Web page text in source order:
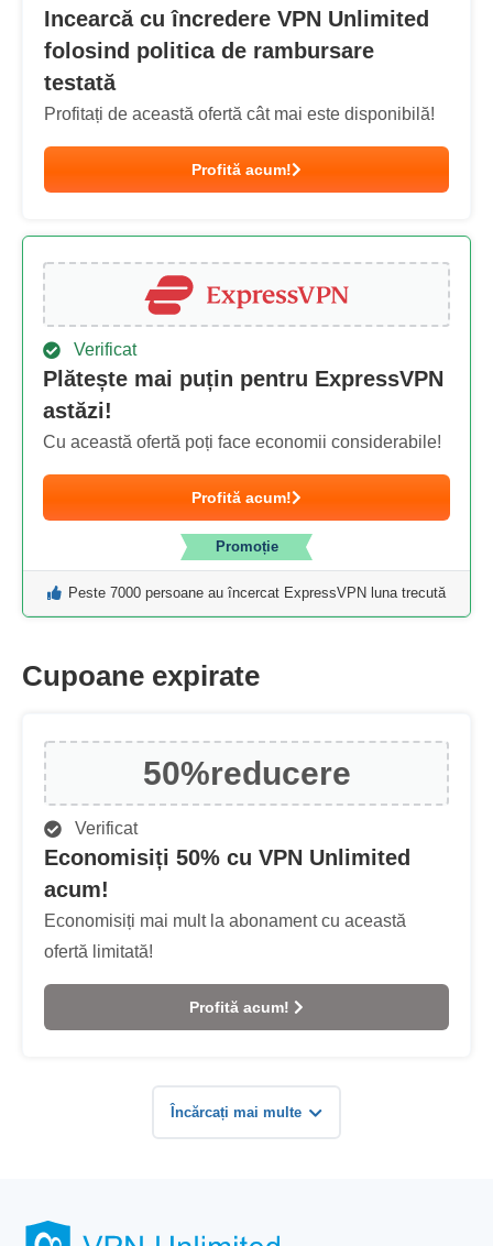
Incearcă cu încredere VPN Unlimited
folosind politica de rambursare
testată
Profitați de această ofertă cât mai este disponibilă!
Profită acum!
Verificat
Plătește mai puțin pentru ExpressVPN
astăzi!
Cu această ofertă poți face economii considerabile!
Profită acum!
Promoție
Peste 7000 persoane au încercat ExpressVPN luna trecută
Cupoane expirate
50%reducere
Verificat
Economisiți 50% cu VPN Unlimited
acum!
Economisiți mai mult la abonament cu această
ofertă limitată!
Profită acum!
Încărcați mai multe